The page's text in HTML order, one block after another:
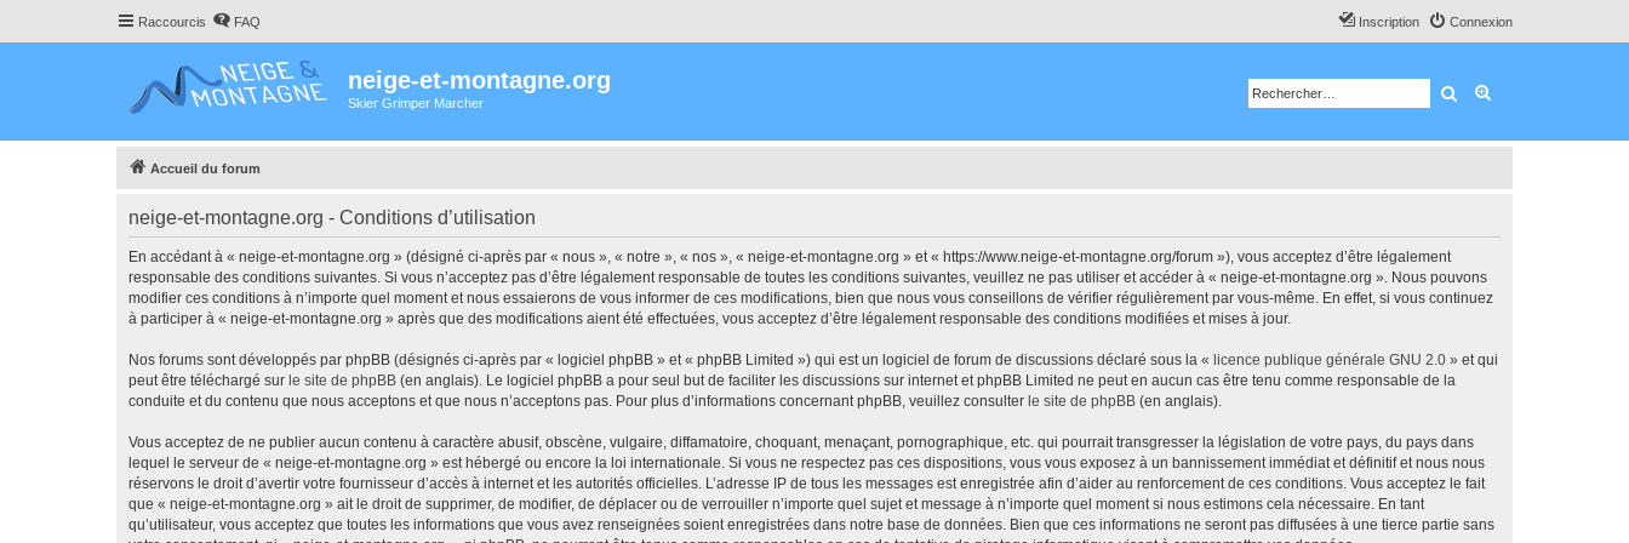
Raccourcis FAQ Connexion
Inscription
neige-et-montagne.org
Skier Grimper Marcher Rechercher
Accueil du forum
neige-et-montagne.org - Conditions d’utilisation
En accédant à « neige-et-montagne.org » (désigné ci-après par « nous », « notre », « nos », « neige-et-montagne.org » et « https://www.neige-et-montagne.org/forum »), vous acceptez d’être légalement
responsable des conditions suivantes. Si vous n’acceptez pas d’être légalement responsable de toutes les conditions suivantes, veuillez ne pas utiliser et accéder à « neige-et-montagne.org ». Nous pouvons
modifier ces conditions à n’importe quel moment et nous essaierons de vous informer de ces modifications, bien que nous vous conseillons de vérifier régulièrement par vous-même. En effet, si vous continuez
à participer à « neige-et-montagne.org » après que des modifications aient été effectuées, vous acceptez d’être légalement responsable des conditions modifiées et mises à jour.
Nos forums sont développés par phpBB (désignés ci-après par « logiciel phpBB » et « phpBB Limited ») qui est un logiciel de forum de discussions déclaré sous la « licence publique générale GNU 2.0 » et qui
peut être téléchargé sur le site de phpBB (en anglais). Le logiciel phpBB a pour seul but de faciliter les discussions sur internet et phpBB Limited ne peut en aucun cas être tenu comme responsable de la
conduite et du contenu que nous acceptons et que nous n’acceptons pas. Pour plus d’informations concernant phpBB, veuillez consulter le site de phpBB (en anglais).
Vous acceptez de ne publier aucun contenu à caractère abusif, obscène, vulgaire, diffamatoire, choquant, menaçant, pornographique, etc. qui pourrait transgresser la législation de votre pays, du pays dans
lequel le serveur de « neige-et-montagne.org » est hébergé ou encore la loi internationale. Si vous ne respectez pas ces dispositions, vous vous exposez à un bannissement immédiat et définitif et nous nous
réservons le droit d’avertir votre fournisseur d’accès à internet et les autorités officielles. L’adresse IP de tous les messages est enregistrée afin d’aider au renforcement de ces conditions. Vous acceptez le fait
que « neige-et-montagne.org » ait le droit de supprimer, de modifier, de déplacer ou de verrouiller n’importe quel sujet et message à n’importe quel moment si nous estimons cela nécessaire. En tant
qu’utilisateur, vous acceptez que toutes les informations que vous avez renseignées soient enregistrées dans notre base de données. Bien que ces informations ne seront pas diffusées à une tierce partie sans